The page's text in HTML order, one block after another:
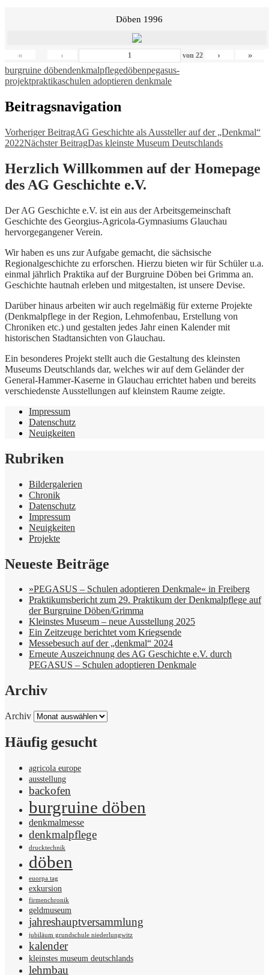
Döben 1996
« ‹ von 22 › »
burgruine döbendenkmalpflegedöbenpegasus-
projektpraktikaschulen adoptieren denkmale
Beitragsnavigation
Vorheriger BeitragAG Geschichte als Aussteller auf der „Denkmal“
2022Nächster BeitragDas kleinste Museum Deutschlands
Herzlich Willkommen auf der Homepage
des AG Geschichte e.V.
Der AG Geschichte e.V. ist ein aus der Arbeitsgemeinschaft
Geschichte des Georgius-Agricola-Gymnasiums Glauchau
hervorgegangener Verein.
Wir haben es uns zur Aufgabe gemacht, die sächsische
Regionalgeschichte zu erforschen. Hierzu bieten wir für Schüler u.a.
einmal jährlich Praktika auf der Burgruine Döben bei Grimma an.
Geschichte hautnah erleben und mitgestalten, ist unsere Devise.
Darüber hinaus arbeiten wir auch regelmäßig für externe Projekte
(Denkmalpflege in der Region, Lehmofenbau, Erstellung von
Chroniken etc.) und gestalten jedes Jahr einen Kalender mit
historischen Stadtansichten von Glauchau.
Ein besonderes Projekt stellt auch die Gestaltung des kleinsten
Museums Deutschlands dar, welches wir auf dem Geländer der
General-Hammer-Kaserne in Glauchau errichtet haben und bereits
verschiedenste Ausstellungen auf kleinstem Raume zeigte.
Impressum
Datenschutz
Neuigkeiten
Rubriken
Bildergalerien
Chronik
Datenschutz
Impressum
Neuigkeiten
Projekte
Neueste Beiträge
»PEGASUS – Schulen adoptieren Denkmale« in Freiberg
Praktikumsbericht zum 29. Praktikum der Denkmalpflege auf
der Burgruine Döben/Grimma
Kleinstes Museum – neue Ausstellung 2025
Ein Zeitzeuge berichtet vom Kriegsende
Messebesuch auf der „denkmal“ 2024
Erneute Auszeichnung des AG Geschichte e.V. durch
PEGASUS – Schulen adoptieren Denkmale
Archiv
Archiv
Häufig gesucht
agricola europe
ausstellung
backofen
burgruine döben
denkmalmesse
denkmalpflege
drucktechnik
döben
euorpa tag
exkursion
firmenchronik
geldmuseum
jahreshauptversammlung
jubiläum grundschule niederlungwitz
kalender
kleinstes museum deutschlands
lehmbau